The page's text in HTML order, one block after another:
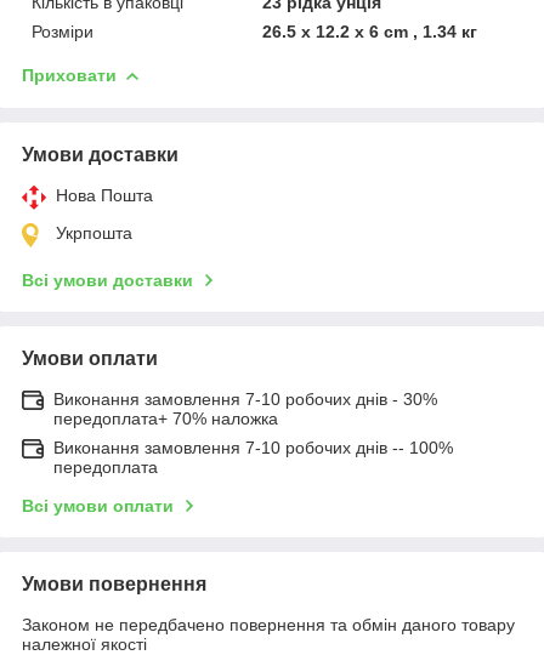
Розміри
26.5 x 12.2 x 6 cm , 1.34 кг
Приховати
Умови доставки
Нова Пошта
Укрпошта
Всі умови доставки
Умови оплати
Виконання замовлення 7-10 робочих днів - 30%
передоплата+ 70% наложка
Виконання замовлення 7-10 робочих днів -- 100%
передоплата
Всі умови оплати
Умови повернення
Законом не передбачено повернення та обмін даного товару
належної якості